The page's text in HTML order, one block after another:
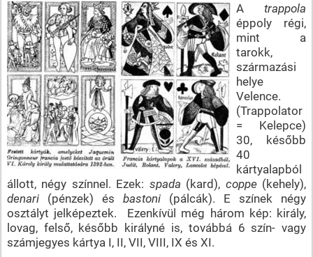
Atrappola
éppoly régi,
mint a
tarokk,
származási
helye
Velence.
(Trappolator
= Kelepce)
30, később
40
kártyalapból
állott, négy színnel. Ezek: spada (kard), coppe(kehely),
denari(pénzek) és bastoni(pálcák). E színek négy
osztályt jelképeztek. Ezenkívül még három kép: király,
lovag, felső, később királyné is, továbbá 6 szín- vagy
számjegyes kártya I, II, VII, VIII, IX és XI.